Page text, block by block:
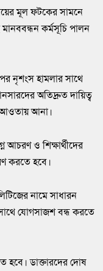
মূল ফটকের সামনে
কর্মসূচি পালন
নৃশংস হামলার সাথে
অতিদ্রুত দায়িত্ব
আওতায় আনা।
আচরণ ও শিক্ষার্থীদের
করতে হবে।
নামে সাধারন
যোগসাজশ বন্ধ করতে
হবে। ডাক্তারদের দোষ